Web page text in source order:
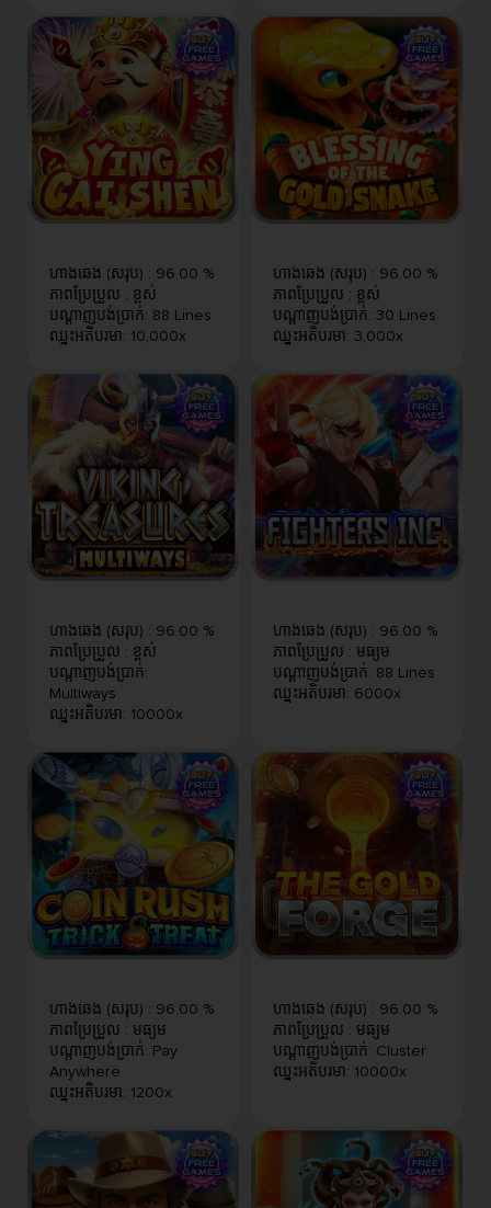
ហាងឆេង (សរុប) : 96.00 %
ភាពប្រែប្រួល : ខ្ពស់
បណ្តាញបង់ប្រាក់: 88 Lines
ឈ្នះអតិបរមា : 10,000x
ហាងឆេង (សរុប) : 96.00 %
ភាពប្រែប្រួល : ខ្ពស់
បណ្តាញបង់ប្រាក់: 30 Lines
ឈ្នះអតិបរមា : 3,000x
ហាងឆេង (សរុប) : 96.00 %
ភាពប្រែប្រួល : ខ្ពស់
បណ្តាញបង់ប្រាក់:
Multiways
ឈ្នះអតិបរមា : 10000x
ហាងឆេង (សរុប) : 96.00 %
ភាពប្រែប្រួល : មធ្យម
បណ្តាញបង់ប្រាក់: 88 Lines
ឈ្នះអតិបរមា : 6000x
ហាងឆេង (សរុប) : 96.00 %
ភាពប្រែប្រួល : មធ្យម
បណ្តាញបង់ប្រាក់: Pay
Anywhere
ឈ្នះអតិបរមា : 1200x
ហាងឆេង (សរុប) : 96.00 %
ភាពប្រែប្រួល : មធ្យម
បណ្តាញបង់ប្រាក់: Cluster
ឈ្នះអតិបរមា : 10000x